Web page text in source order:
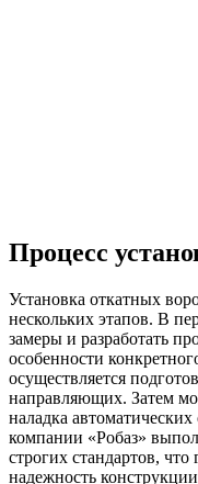
Процесс
Установка откатных
нескольких этапов. В
замеры и разработать
особенности
осуществляется
направляющих. Затем
наладка
компании «Робаз»
строгих стандартов, что
надежность